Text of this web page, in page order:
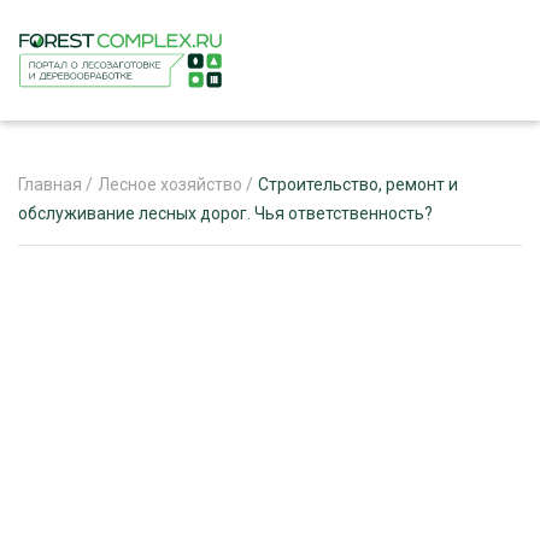
Главная / Лесное хозяйство / Строительство, ремонт и
обслуживание лесных дорог. Чья ответственность?